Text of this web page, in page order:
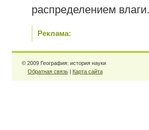
распределением влаги.
Реклама:
© 2009 География: история науки
Обратная связь| Карта сайта